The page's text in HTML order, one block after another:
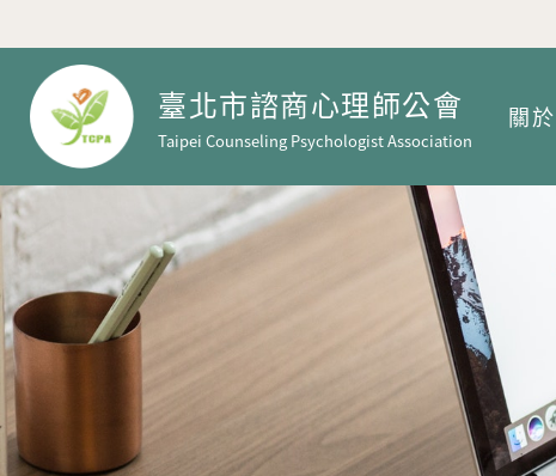
臺北市諮商心理師公會
Taipei Counseling Psychologist Association
關